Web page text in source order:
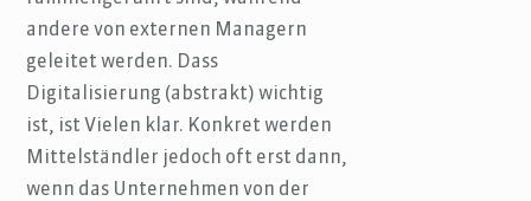
andere von externen Managern
geleitet werden. Dass
Digitalisierung (abstrakt) wichtig
ist, ist Vielen klar. Konkret werden
Mittelständler jedoch oft erst dann,
wenn das Unternehmen von der